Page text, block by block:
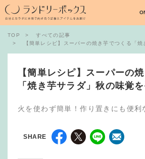
TOP
すべての記事
【簡単レシピ】スーパーの焼き芋でつくる「焼き
【簡単レシピ】スーパーの
「焼き芋サラダ」秋の味覚
火を使わず簡単！作り置きにも便利
SHARE